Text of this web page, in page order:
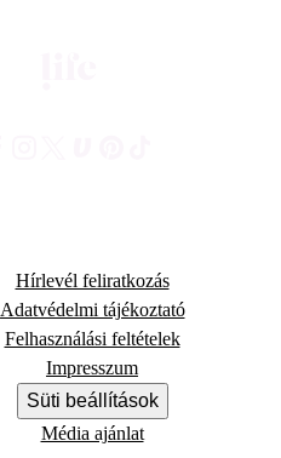
Hírlevél feliratkozás
Adatvédelmi tájékoztató
Felhasználási feltételek
Impresszum
Süti beállítások
Média ajánlat